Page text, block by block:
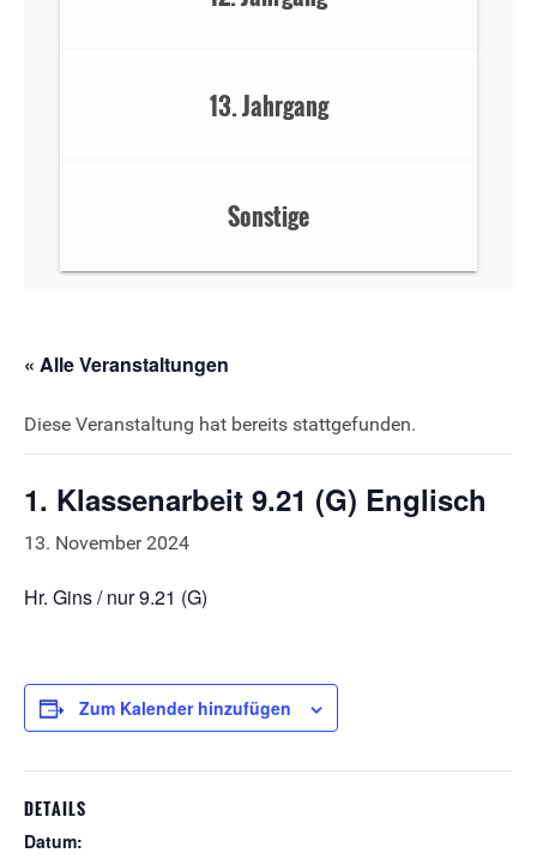
13. Jahrgang
Sonstige
« Alle Veranstaltungen
Diese Veranstaltung hat bereits stattgefunden.
1. Klassenarbeit 9.21 (G) Englisch
13. November 2024
Hr. Gins / nur 9.21 (G)
Zum Kalender hinzufügen
DETAILS
Datum: